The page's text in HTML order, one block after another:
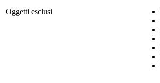
Oggetti esclusi